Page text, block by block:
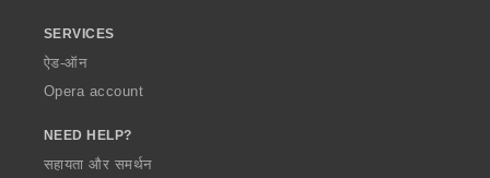
SERVICES
ऐड-ऑन
Opera account
NEED HELP?
सहायता और समर्थन